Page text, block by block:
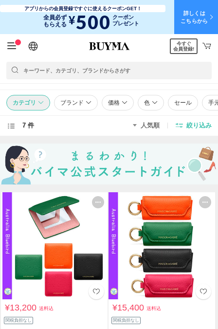
アプリからの会員登録ですぐに使えるクーポンGET！
全員必ず
もらえる ¥500 クーポン
プレゼント
詳しくは
こちらから
日本語
English
简体中文
繁體中文
今すぐ
会員登録!
カテゴリ ブランド 価格 色 セール 手
7 件 人気順 絞り込み
¥13,200送料込
関税負担なし
¥15,400送料込
関税負担なし